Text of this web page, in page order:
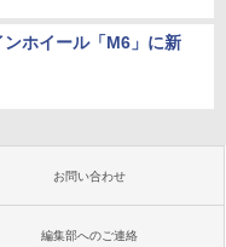
ホイール「M6」に新
お問い合わせ
編集部へのご連絡